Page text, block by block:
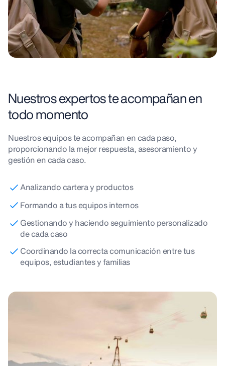
Nuestros expertos te acompañan en
todo momento
Nuestros equipos te acompañan en cada paso,
proporcionando la mejor respuesta, asesoramiento y
gestión en cada caso.
Analizando cartera y productos
Formando a tus equipos internos
Gestionando y haciendo seguimiento personalizado
de cada caso
Coordinando la correcta comunicación entre tus
equipos, estudiantes y familias